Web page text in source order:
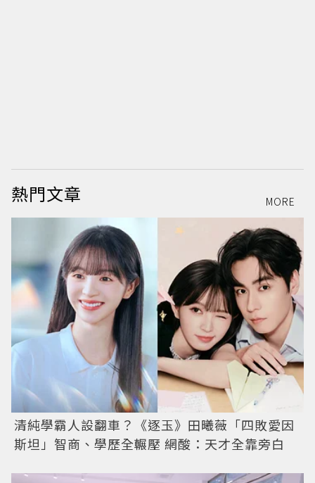
熱門文章 MORE
清純學霸人設翻車？《逐玉》田曦薇「四敗愛因
斯坦」智商、學歷全輾壓 網酸：天才全靠旁白